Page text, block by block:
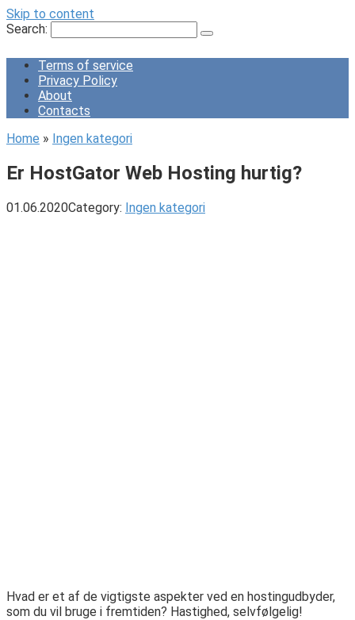
Skip to content
Search:
Terms of service
Privacy Policy
About
Contacts
Home » Ingen kategori
Er HostGator Web Hosting hurtig?
01.06.2020Category: Ingen kategori
Hvad er et af de vigtigste aspekter ved en hostingudbyder,
som du vil bruge i fremtiden? Hastighed, selvfølgelig!